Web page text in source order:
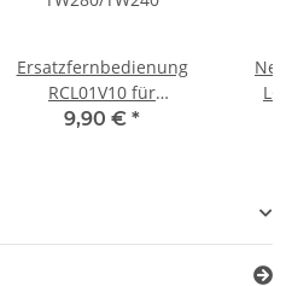
Ersatzfernbedienung
RCL01V10 für
TW280/TW240
9,90 € *